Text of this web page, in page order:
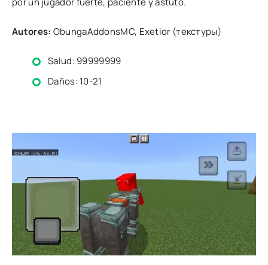
Autores: ObungaAddonsMC, Exetior (текстуры)
Salud: 99999999
Daños: 10-21